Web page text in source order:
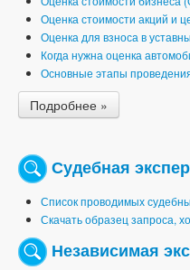
Оценка стоимости акций и
Оценка для взноса в
Когда нужна оценка
Основные этапы
Подробнее »
Судебная
Список проводимых
Скачать образец запроса,
Независимая